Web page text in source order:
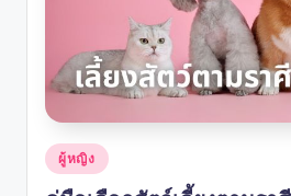
Posted
in
ผู้หญิง